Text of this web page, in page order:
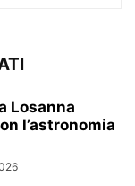
Losanna
l’astronomia